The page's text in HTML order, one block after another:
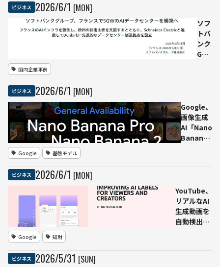
カテゴリを
会話で整理
ビジネス 2026/6/1 [MON]
ソフ
トバ
ンク
G、
のAI
デー
タセ
ンタ
750
億ユ
ーロ
（約
国内企業事例
ビジネス 2026/6/1 [MON]
Google、
画像生成
AI「Nano
Banana
可能に、
動画から
サムネイ
ル生成も
Google 基盤モデル
ビジネス 2026/6/1 [MON]
YouTube、
リアルなAI
生成動画を
自動検出し
Google 知財
ビジネス 2026/5/31 [SUN]